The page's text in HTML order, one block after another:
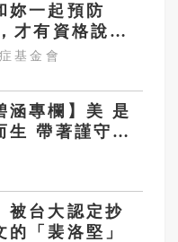
妳一起預防
才有資格說愛
基金會
涵專欄】美 是
生 帶著謹守的
被台大認定抄
的「裴洛堅」